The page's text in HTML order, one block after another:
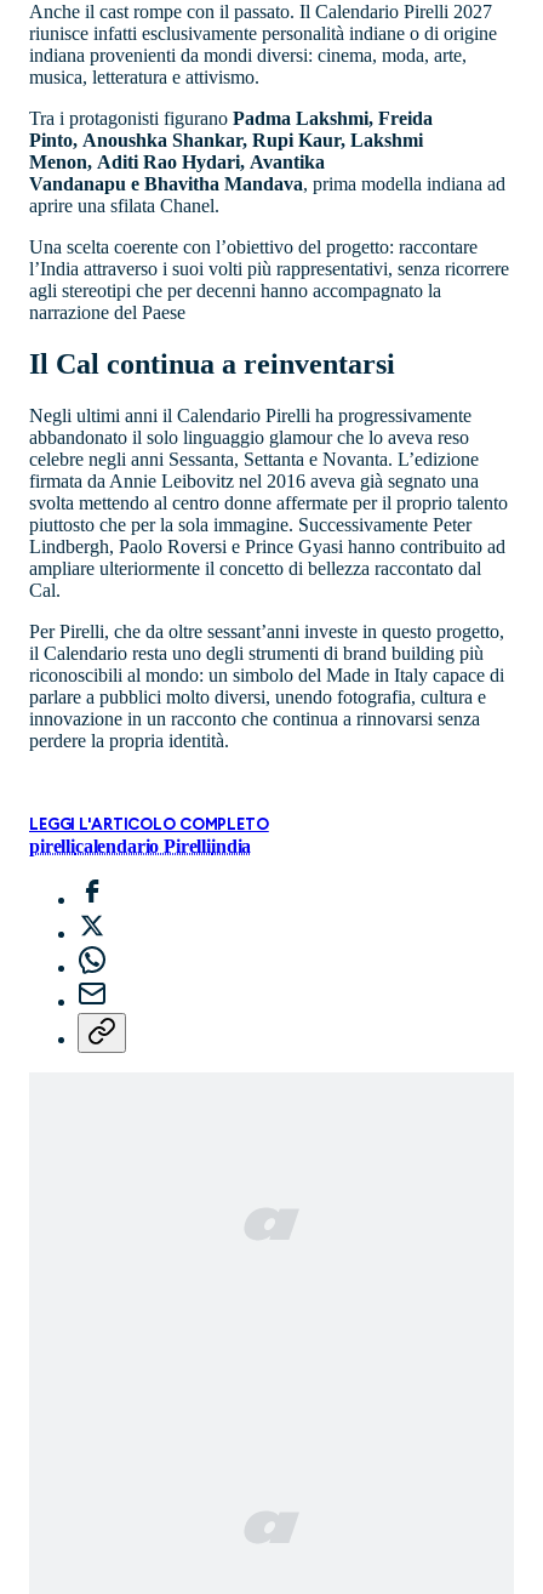
Anche il cast rompe con il passato. Il Calendario Pirelli 2027
riunisce infatti esclusivamente personalità indiane o di origine
indiana provenienti da mondi diversi: cinema, moda, arte,
musica, letteratura e attivismo.
Tra i protagonisti figurano Padma Lakshmi, Freida
Pinto, Anoushka Shankar, Rupi Kaur, Lakshmi
Menon, Aditi Rao Hydari, Avantika
Vandanapu e Bhavitha Mandava, prima modella indiana ad
aprire una sfilata Chanel.
Una scelta coerente con l’obiettivo del progetto: raccontare
l’India attraverso i suoi volti più rappresentativi, senza ricorrere
agli stereotipi che per decenni hanno accompagnato la
narrazione del Paese
Il Cal continua a reinventarsi
Negli ultimi anni il Calendario Pirelli ha progressivamente
abbandonato il solo linguaggio glamour che lo aveva reso
celebre negli anni Sessanta, Settanta e Novanta. L’edizione
firmata da Annie Leibovitz nel 2016 aveva già segnato una
svolta mettendo al centro donne affermate per il proprio talento
piuttosto che per la sola immagine. Successivamente Peter
Lindbergh, Paolo Roversi e Prince Gyasi hanno contribuito ad
ampliare ulteriormente il concetto di bellezza raccontato dal
Cal.
Per Pirelli, che da oltre sessant’anni investe in questo progetto,
il Calendario resta uno degli strumenti di brand building più
riconoscibili al mondo: un simbolo del Made in Italy capace di
parlare a pubblici molto diversi, unendo fotografia, cultura e
innovazione in un racconto che continua a rinnovarsi senza
perdere la propria identità.
LEGGI L'ARTICOLO COMPLETO
pirellicalendario Pirelliindia